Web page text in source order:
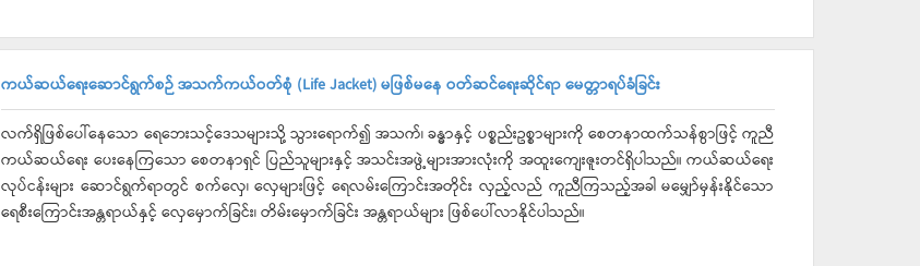
ကယ်ဆယ်ရေးဆောင်ရွက်စဉ် အသက်ကယ်ဝတ်စုံ (Life Jacket) မဖြစ်မနေ ဝတ်ဆင်ရေးဆိုင်ရာ မေတ္တာရပ်ခံခြင်း
လက်ရှိဖြစ်ပေါ်နေသော ရေဘေးသင့်ဒေသများသို့ သွားရောက်၍ အသက်၊ ခန္ဓာနှင့် ပစ္စည်းဥစ္စာများကို စေတနာထက်သန်စွာဖြင့် ကူညီ
ကယ်ဆယ်ရေး ပေးနေကြသော စေတနာရှင် ပြည်သူများနှင့် အသင်းအဖွဲ့များအားလုံးကို အထူးကျေးဇူးတင်ရှိပါသည်။ ကယ်ဆယ်ရေး
လုပ်ငန်းများ ဆောင်ရွက်ရာတွင် စက်လှေ၊ လှေများဖြင့် ရေလမ်းကြောင်းအတိုင်း လှည့်လည် ကူညီကြသည့်အခါ မမျှော်မှန်းနိုင်သော
ရေစီးကြောင်းအန္တရာယ်နှင့် လှေမှောက်ခြင်း၊ တိမ်းမှောက်ခြင်း အန္တရာယ်များ ဖြစ်ပေါ်လာနိုင်ပါသည်။